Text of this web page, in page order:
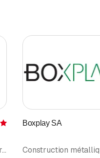
Évaluation
Rénovation • Peintre • Entreprise de Peinture • Entreprise de Construction • Plâtrier • Plâtrerie-peinture • Entreprise générale • Aménagements d'intérieurs • Revêtements de Sols
Boxplay SA